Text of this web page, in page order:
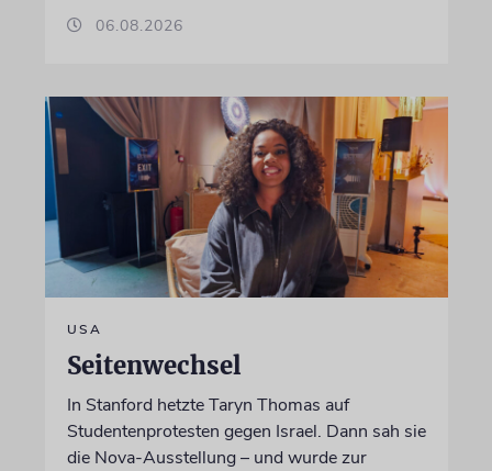
06.08.2026
USA
Seitenwechsel
In Stanford hetzte Taryn Thomas auf
Studentenprotesten gegen Israel. Dann sah sie
die Nova-Ausstellung – und wurde zur